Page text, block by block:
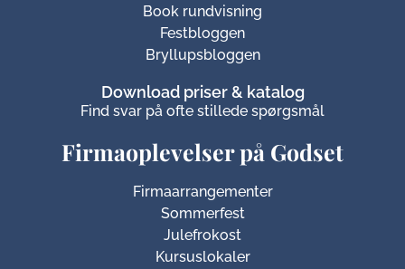
Book rundvisning
Festbloggen
Bryllupsbloggen
Download priser & katalog
Find svar på ofte stillede spørgsmål
Firmaoplevelser på Godset
Firmaarrangementer
Sommerfest
Julefrokost
Kursuslokaler